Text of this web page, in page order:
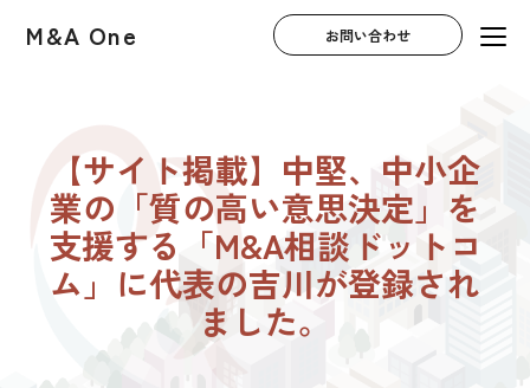
M&A One お問い合わせ
【サイト掲載】中堅、中小企
業の「質の高い意思決定」を
支援する「M&A相談ドットコ
ム」に代表の吉川が登録され
ました。